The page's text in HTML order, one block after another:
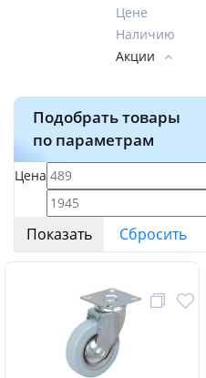
Цене
Наличию
Акции
Подобрать товары
по параметрам
Цена